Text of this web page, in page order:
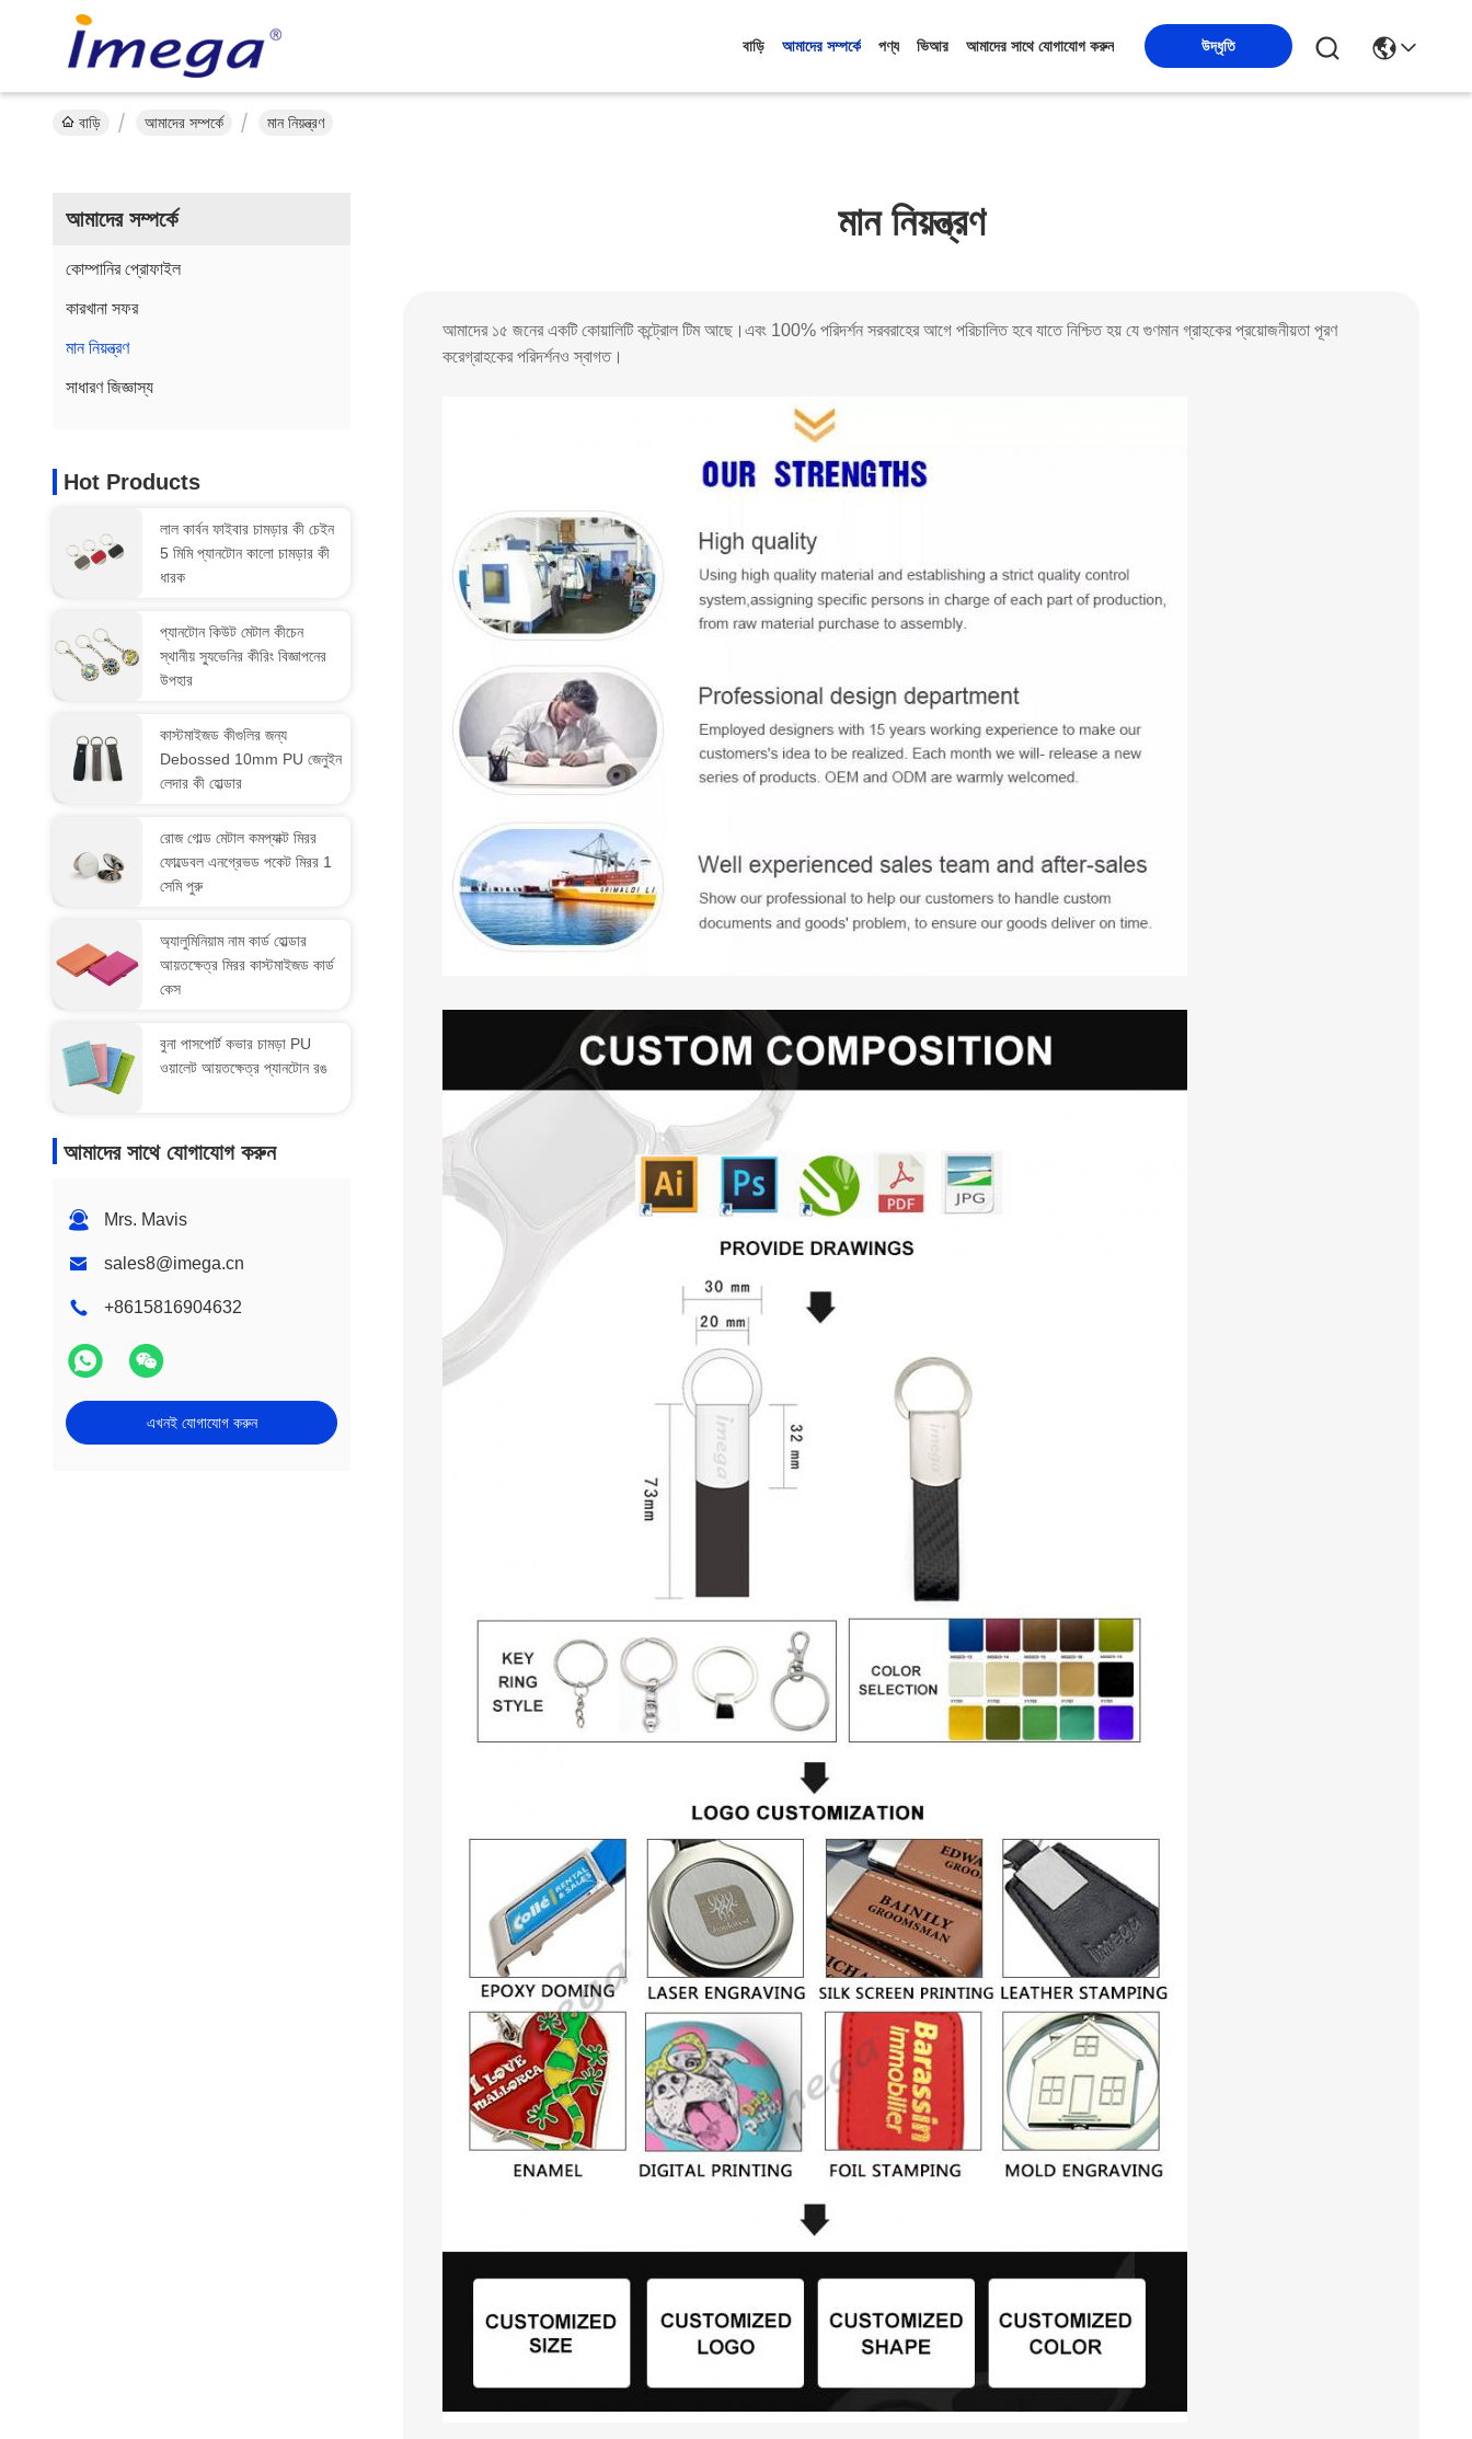
বাড়ি আমাদের সম্পর্কে পণ্য ভিআর আমাদের সাথে যোগাযোগ করুন উদ্ধৃতি
বাড়ি আমাদের সম্পর্কে মান নিয়ন্ত্রণ
আমাদের সম্পর্কে
কোম্পানির প্রোফাইল
কারখানা সফর
মান নিয়ন্ত্রণ
সাধারণ জিজ্ঞাস্য
Hot Products
লাল কার্বন ফাইবার চামড়ার কী চেইন
5 মিমি প্যানটোন কালো চামড়ার কী
ধারক
প্যানটোন কিউট মেটাল কীচেন
স্থানীয় স্যুভেনির কীরিং বিজ্ঞাপনের
উপহার
কাস্টমাইজড কীগুলির জন্য
Debossed 10mm PU জেনুইন
লেদার কী হোল্ডার
রোজ গোল্ড মেটাল কমপ্যাক্ট মিরর
ফোল্ডেবল এনগ্রেভড পকেট মিরর 1
সেমি পুরু
অ্যালুমিনিয়াম নাম কার্ড হোল্ডার
আয়তক্ষেত্র মিরর কাস্টমাইজড কার্ড
কেস
বুনা পাসপোর্ট কভার চামড়া PU
ওয়ালেট আয়তক্ষেত্র প্যানটোন রঙ
আমাদের সাথে যোগাযোগ করুন
Mrs. Mavis
sales8@imega.cn
+8615816904632
এখনই যোগাযোগ করুন
মান নিয়ন্ত্রণ
আমাদের ১৫ জনের একটি কোয়ালিটি কন্ট্রোল টিম আছে।এবং 100% পরিদর্শন সরবরাহের আগে পরিচালিত হবে যাতে নিশ্চিত হয় যে গুণমান গ্রাহকের প্রয়োজনীয়তা পূরণ
করেগ্রাহকের পরিদর্শনও স্বাগত।